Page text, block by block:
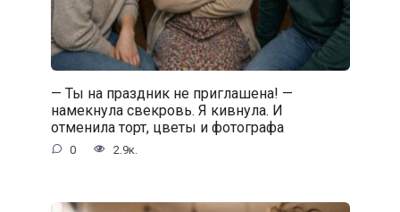
— Ты на праздник не приглашена! —
намекнула свекровь. Я кивнула. И
отменила торт, цветы и фотографа
0 2.9к.